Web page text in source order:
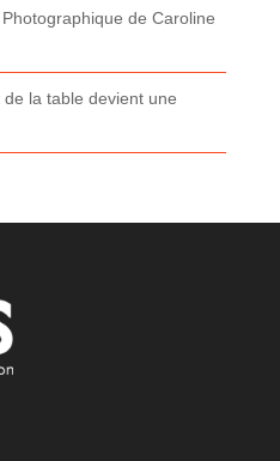
de Caroline
de la table devient une